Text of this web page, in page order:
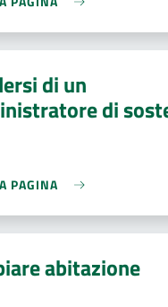
di un
di
PAGINA
abitazione